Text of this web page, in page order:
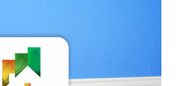
دهانات